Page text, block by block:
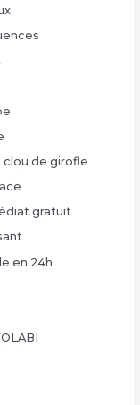
de girofle
gratuit
en 24h